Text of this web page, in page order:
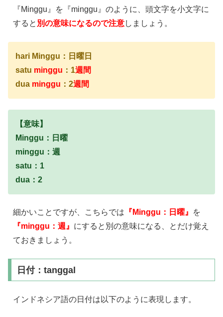
『Minggu』を『minggu』のように、頭文字を小文字に
すると 別の意味になるので注意しましょう。
hari Minggu：日曜日
satu minggu ：1週間
dua minggu ：2週間
【意味】
Minggu：日曜
minggu：週
satu：1
dua：2
細かいことですが、こちらでは 『Minggu：日曜』
を
『minggu：週』 にすると別の意味になる、とだけ覚え
ておきましょう。
日付：tanggal
インドネシア語の日付は以下のように表現します。